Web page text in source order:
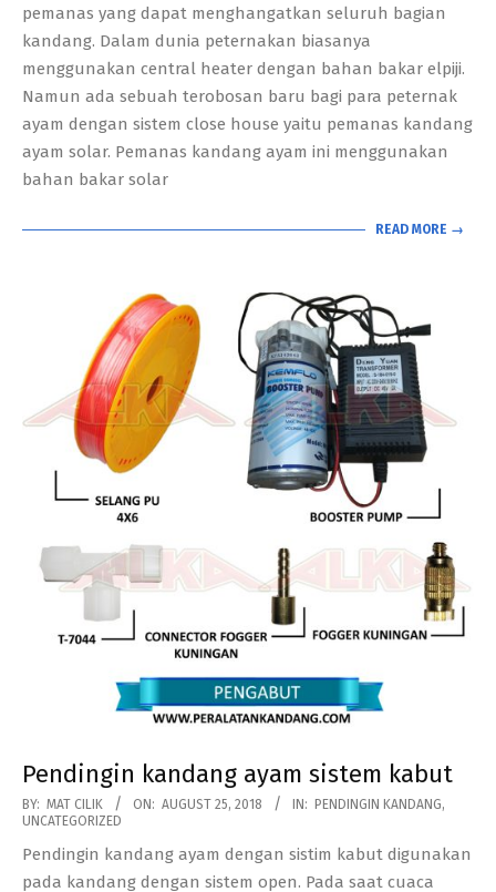
pemanas yang dapat menghangatkan seluruh bagian
kandang. Dalam dunia peternakan biasanya
menggunakan central heater dengan bahan bakar elpiji.
Namun ada sebuah terobosan baru bagi para peternak
ayam dengan sistem close house yaitu pemanas kandang
ayam solar. Pemanas kandang ayam ini menggunakan
bahan bakar solar
READ MORE →
Pendingin kandang ayam sistem kabut
2018-
08-
25
BY: MAT CILIK ON: AUGUST 25, 2018 IN: PENDINGIN KANDANG,
UNCATEGORIZED
Pendingin kandang ayam dengan sistim kabut digunakan
pada kandang dengan sistem open. Pada saat cuaca